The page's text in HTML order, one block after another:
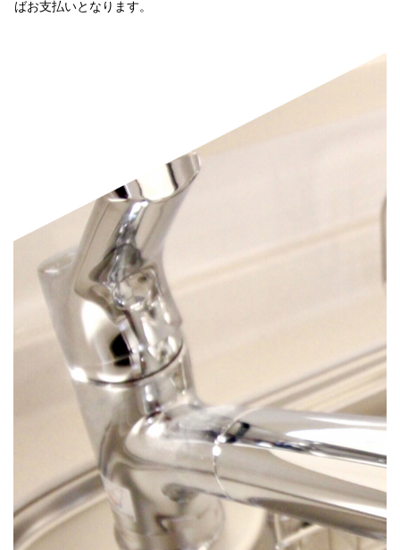
ばお支払いとなります。